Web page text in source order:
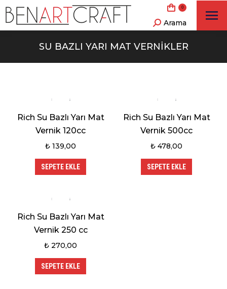
0
Search:
Arama
SU BAZLI YARI MAT VERNIKLER
Rich Su Bazlı Yarı Mat
Vernik 120cc
₺ 139,00
SEPETE EKLE
Rich Su Bazlı Yarı Mat
Vernik 500cc
₺ 478,00
SEPETE EKLE
Rich Su Bazlı Yarı Mat
Vernik 250 cc
₺ 270,00
SEPETE EKLE